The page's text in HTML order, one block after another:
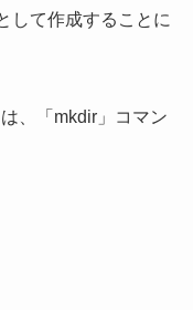
して作成することに
、「mkdir」コマン